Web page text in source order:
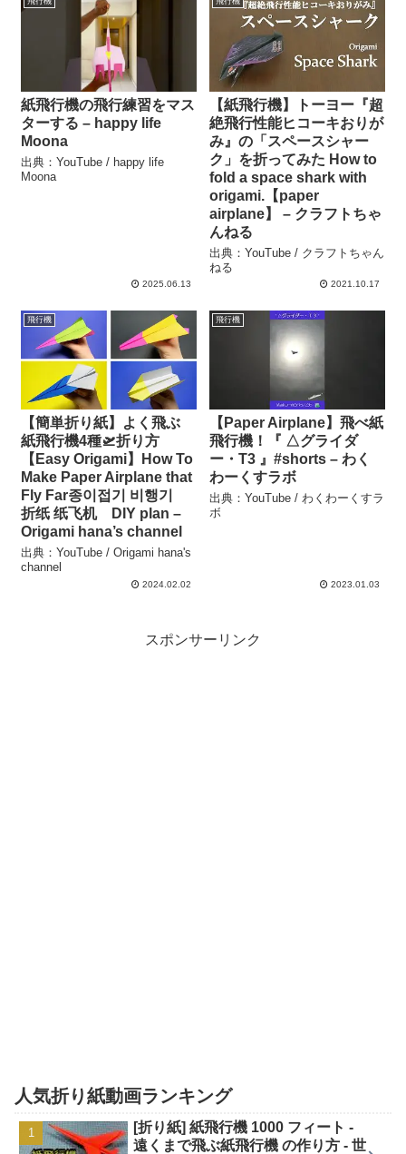
紙飛行機の飛行練習をマス
ターする – happy life
Moona
出典：YouTube / happy life
Moona
2025.06.13
【紙飛行機】トーヨー『超
絶飛行性能ヒコーキおりが
み』の「スペースシャー
ク」を折ってみた How to
fold a space shark with
origami.【paper
airplane】 – クラフトちゃ
んねる
出典：YouTube / クラフトちゃん
ねる
2021.10.17
飛行機
【簡単折り紙】よく飛ぶ
紙飛行機4種🛫折り方
【Easy Origami】How To
Make Paper Airplane that
Fly Far종이접기 비행기
折纸 纸飞机 DIY plan –
Origami hana’s channel
出典：YouTube / Origami hana's
channel
2024.02.02
飛行機
【Paper Airplane】飛べ紙
飛行機！『 △グライダ
ー・T3 』#shorts – わく
わーくすラボ
出典：YouTube / わくわーくすラ
ボ
2023.01.03
スポンサーリンク
人気折り紙動画ランキング
[折り紙] 紙飛行機 1000 フィート -
遠くまで飛ぶ紙飛行機 の作り方 - 世